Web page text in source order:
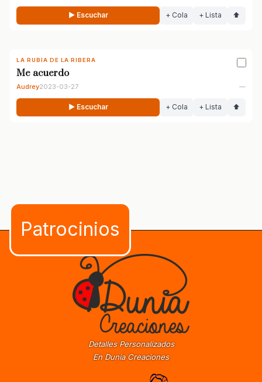
▶ Escuchar + Cola + Lista ⬆
LA RUBIA DE LA RIBERA
Me acuerdo
Audrey2023-03-27 —
▶ Escuchar + Cola + Lista ⬆
Detalles Personalizados
En Dunia Creaciones